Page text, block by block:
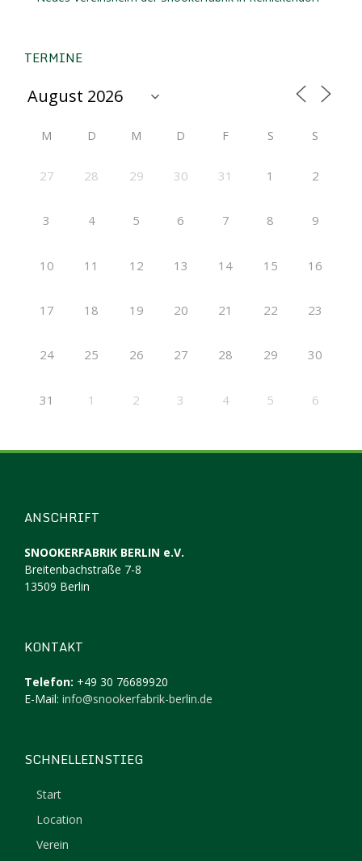
TERMINE
M D M D F S S
27 28 29 30 31 1 2
3 4 5 6 7 8 9
10 11 12 13 14 15 16
17 18 19 20 21 22 23
24 25 26 27 28 29 30
31 1 2 3 4 5 6
ANSCHRIFT
SNOOKERFABRIK BERLIN e.V.
Breitenbachstraße 7-8
13509 Berlin
KONTAKT
Telefon: +49 30 76689920
E-Mail: info@snookerfabrik-berlin.de
SCHNELLEINSTIEG
Start
Location
Verein